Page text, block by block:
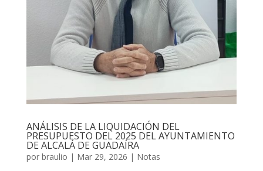
ANÁLISIS DE LA LIQUIDACIÓN DEL
PRESUPUESTO DEL 2025 DEL AYUNTAMIENTO
DE ALCALÁ DE GUADAÍRA
por braulio | Mar 29, 2026 | Notas